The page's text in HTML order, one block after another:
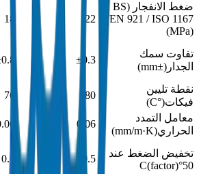
ضغط الانفجار (BS
EN 921 / ISO 1167)
(
MPa
)
22
18
تفاوت سمك
الجدار (
±mm
)
±0.3
نقطة تليين
فيكات(
°C
)
80
76
معامل التمدد
الحراري(
mm/m·K
)
0.06
تخفيض الضغط عند
50°C
(factor)
0.5
0.5